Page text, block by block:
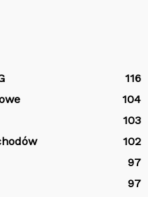
116
104
103
102
97
97